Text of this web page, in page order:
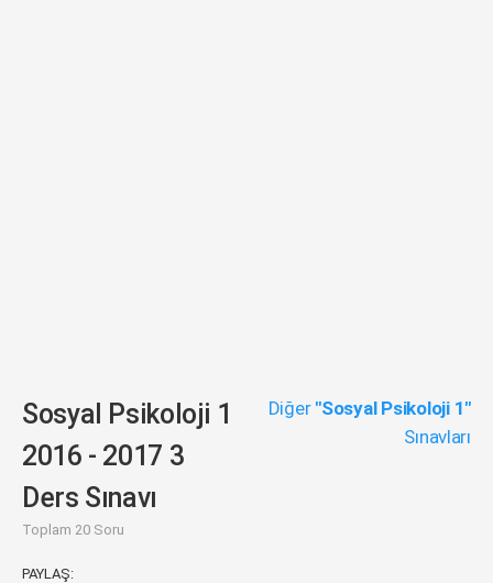
Sosyal Psikoloji 1
2016 - 2017 3
Ders Sınavı
Toplam 20 Soru
Diğer "Sosyal Psikoloji 1"
Sınavları
PAYLAŞ: